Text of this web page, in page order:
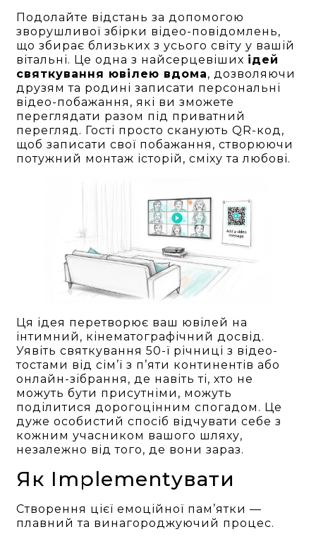
Подолайте відстань за допомогою
зворушливої збірки відео-повідомлень,
що збирає близьких з усього світу у вашій
вітальні. Це одна з найсерцевіших ідей
святкування ювілею вдома, дозволяючи
друзям та родині записати персональні
відео-побажання, які ви зможете
переглядати разом під приватний
перегляд. Гості просто сканують QR-код,
щоб записати свої побажання, створюючи
потужний монтаж історій, сміху та любові.
Ця ідея перетворює ваш ювілей на
інтимний, кінематографічний досвід.
Уявіть святкування 50-ї річниці з відео-
тостами від сім’ї з п’яти континентів або
онлайн-зібрання, де навіть ті, хто не
можуть бути присутніми, можуть
поділитися дорогоцінним спогадом. Це
дуже особистий спосіб відчувати себе з
кожним учасником вашого шляху,
незалежно від того, де вони зараз.
Як Implementувати
Створення цієї емоційної пам’ятки —
плавний та винагороджуючий процес.